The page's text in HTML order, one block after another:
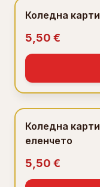
Коледна
5,50 €
Коледна
еленчето
5,50 €